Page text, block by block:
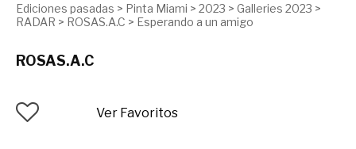
Ediciones pasadas > Pinta Miami > 2023 > Galleries 2023 >
RADAR > ROSAS.A.C > Esperando a un amigo
ROSAS.A.C
Ver Favoritos